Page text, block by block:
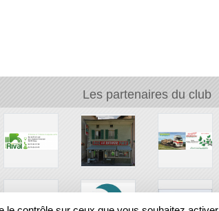
Les partenaires du club